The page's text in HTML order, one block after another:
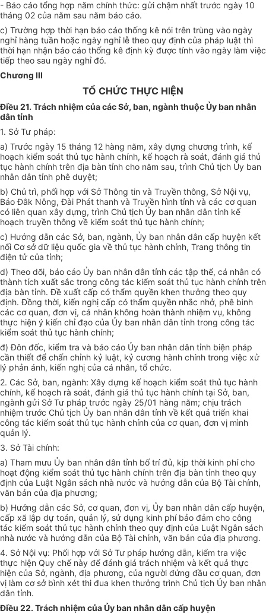
- Báo cáo tổng hợp năm chính thức: gửi chậm nhất trước ngày 10
tháng 02 của năm sau năm báo cáo.
c) Trường hợp thời hạn báo cáo thống kê nói trên trùng vào ngày
nghỉ hàng tuần hoặc ngày nghỉ lễ theo quy định của pháp luật thì
thời hạn nhận báo cáo thống kê định kỳ được tính vào ngày làm việc
tiếp theo sau ngày nghỉ đó.
Chương III
TỔ CHỨC THỰC HIỆN
Điều 21. Trách nhiệm của các Sở, ban, ngành thuộcỦy ban nhân
dân tỉnh
1. Sở Tư pháp:
a) Trước ngày 15 tháng 12 hàng năm, xây dựng chương trình, kế
hoạch kiểm soát thủ tục hành chính, kế hoạch rà soát, đánh giá thủ
tục hành chính trên địa bàn tỉnh cho năm sau, trình Chủ tịch Ủy ban
nhân dân tỉnh phê duyệt;
b) Chủ trì, phối hợp với Sở Thông tin và Truyền thông, Sở Nội vụ,
Báo Đắk Nông, Đài Phát thanh và Truyền hình tỉnh và các cơ quan
có liên quan xây dựng, trình Chủ tịch Ủy ban nhân dân tỉnh kế
hoạch truyền thông về kiểm soát thủ tục hành chính;
c) Hướng dẫn các Sở, ban, ngành, Ủy ban nhân dân cấp huyện kết
nối Cơ sở dữ liệu quốc gia về thủ tục hành chính, Trang thông tin
điện tử của tỉnh;
d) Theo dõi, báo cáo Ủy ban nhân dân tỉnh các tập thể, cá nhân có
thành tích xuất sắc trong công tác kiểm soát thủ tục hành chính trên
địa bàn tỉnh. Đề xuất cấp có thẩm quyền khen thưởng theo quy
định. Đồng thời, kiến nghị cấp có thẩm quyền nhắc nhở, phê bình
các cơ quan, đơn vị, cá nhân không hoàn thành nhiệm vụ, không
thực hiện ý kiến chỉ đạo của Ủy ban nhân dân tỉnh trong công tác
kiểm soát thủ tục hành chính;
đ) Đôn đốc, kiểm tra và báo cáo Ủy ban nhân dân tỉnh biện pháp
cần thiết để chấn chỉnh kỷ luật, kỷ cương hành chính trong việc xử
lý phản ánh, kiến nghị của cá nhân, tổ chức.
2. Các Sở, ban, ngành: Xây dựng kế hoạch kiểm soát thủ tục hành
chính, kế hoạch rà soát, đánh giá thủ tục hành chính tại Sở, ban,
ngành gửi Sở Tư pháp trước ngày 25/01 hàng năm; chịu trách
nhiệm trước Chủ tịch Ủy ban nhân dân tỉnh về kết quả triển khai
công tác kiểm soát thủ tục hành chính của cơ quan, đơn vị mình
quản lý.
3. Sở Tài chính:
a) Tham mưu Ủy ban nhân dân tỉnh bố trí đủ, kịp thời kinh phí cho
hoạt động kiểm soát thủ tục hành chính trên địa bàn tỉnh theo quy
định của Luật Ngân sách nhà nước và hướng dẫn của Bộ Tài chính,
văn bản của địa phương;
b) Hướng dẫn các Sở, cơ quan, đơn vị, Ủy ban nhân dân cấp huyện,
cấp xã lập dự toán, quản lý, sử dụng kinh phí bảo đảm cho công
tác kiểm soát thủ tục hành chính theo quy định của Luật Ngân sách
nhà nước và hướng dẫn của Bộ Tài chính, văn bản của địa phương.
4. Sở Nội vụ: Phối hợp với Sở Tư pháp hướng dẫn, kiểm tra việc
thực hiện Quy chế này để đánh giá trách nhiệm và kết quả thực
hiện của Sở, ngành, địa phương, của người đứng đầu cơ quan, đơn
vị làm cơ sở bình xét thi đua khen thưởng trình Chủ tịch Ủy ban nhân
dân tỉnh.
Điều 22. Trách nhiệm củaỦy ban nhân dân cấp huyện